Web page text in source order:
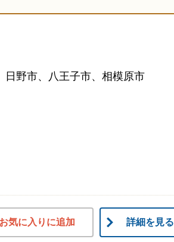
日野市、八王子市、相模原市
お気に入りに追加 詳細を見る